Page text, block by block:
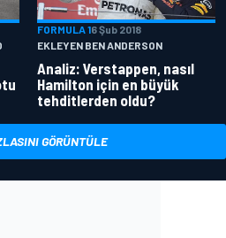
FORMULA 16 Şub 2018
EKLEYEN BEN ANDERSON
Analiz: Verstappen, nasıl
Hamilton için en büyük
tehditlerden oldu?
GÖRÜNTÜLE